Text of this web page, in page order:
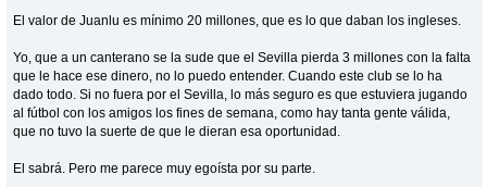
El valor de Juanlu es mínimo 20 millones, que es lo que daban los ingleses.
Yo, que a un canterano se la sude que el Sevilla pierda 3 millones con la falta
que le hace ese dinero, no lo puedo entender. Cuando este club se lo ha
dado todo. Si no fuera por el Sevilla, lo más seguro es que estuviera jugando
al fútbol con los amigos los fines de semana, como hay tanta gente válida,
que no tuvo la suerte de que le dieran esa oportunidad.
El sabrá. Pero me parece muy egoísta por su parte.